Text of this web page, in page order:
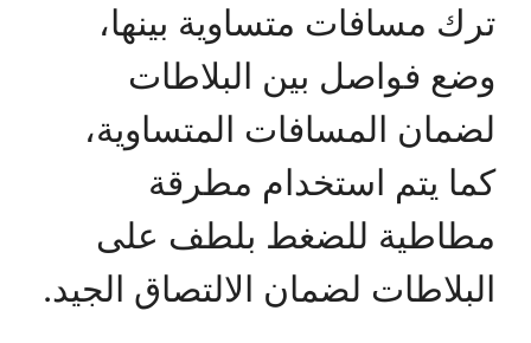
ترك مسافات متساوية بينها،
وضع فواصل بين البلاطات
لضمان المسافات المتساوية،
كما يتم استخدام مطرقة
مطاطية للضغط بلطف على
البلاطات لضمان الالتصاق الجيد.